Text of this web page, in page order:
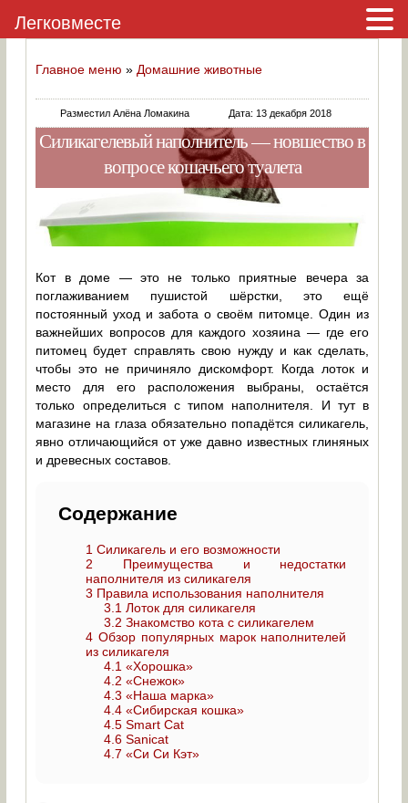
Главное меню » Домашние животные
Разместил Алёна Ломакина Дата: 13 декабря 2018
Силикагелевый наполнитель — новшество в
вопросе кошачьего туалета
Кот в доме — это не только приятные вечера за
поглаживанием пушистой шёрстки, это ещё
постоянный уход и забота о своём питомце. Один из
важнейших вопросов для каждого хозяина — где его
питомец будет справлять свою нужду и как сделать,
чтобы это не причиняло дискомфорт. Когда лоток и
место для его расположения выбраны, остаётся
только определиться с типом наполнителя. И тут в
магазине на глаза обязательно попадётся силикагель,
явно отличающийся от уже давно известных глиняных
и древесных составов.
Содержание
1 Силикагель и его возможности
2 Преимущества и недостатки
наполнителя из силикагеля
3 Правила использования наполнителя
3.1 Лоток для силикагеля
3.2 Знакомство кота с силикагелем
4 Обзор популярных марок наполнителей
из силикагеля
4.1 «Хорошка»
4.2 «Снежок»
4.3 «Наша марка»
4.4 «Сибирская кошка»
4.5 Smart Cat
4.6 Sanicat
4.7 «Си Си Кэт»
Легковместе